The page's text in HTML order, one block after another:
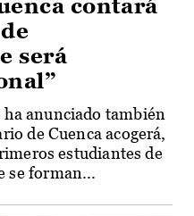
contará
será
anunciado también
de Cuenca acogerá,
estudiantes de
se forman...